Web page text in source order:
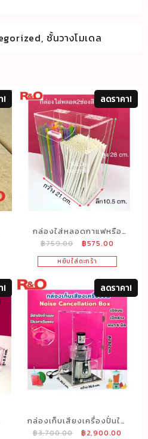
, ชั้นวางโมเดล
! ลดราคา!
กล่องใส่หลอดกาแฟหรือ
หลอดเครื่องดื่มแบบ2ช่อง
สีใส ขนาด22x11x28 cm.
฿759.00
Original
price
was:
฿759.00.
฿575.00
price
is:
฿575.00.
หยิบใส่ตะกร้า
! ลดราคา!
กล่องเก็บเสียงเครื่องปั่นใส
หนา 6 มิลรุ่นด้านหน้า1ช่อง
฿3,700.00
Original
฿2,900.00